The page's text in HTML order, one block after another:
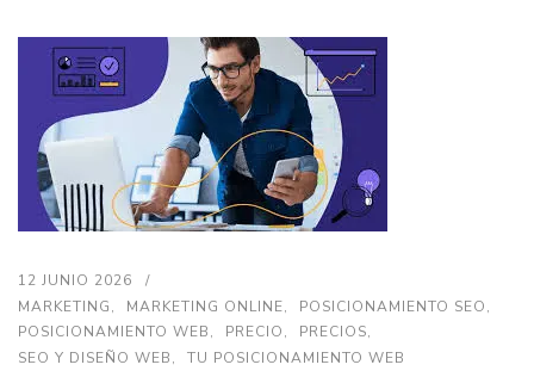
12 JUNIO 2026
MARKETING
MARKETING ONLINE
POSICIONAMIENTO SEO
POSICIONAMIENTO WEB
PRECIO
PRECIOS
SEO Y DISEÑO WEB
TU POSICIONAMIENTO WEB